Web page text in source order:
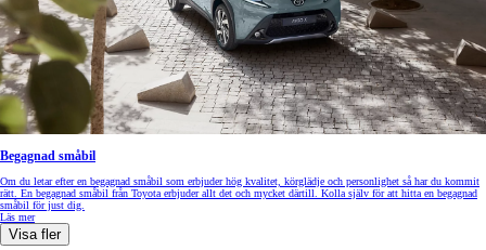
Begagnad småbil
Om du letar efter en begagnad småbil som erbjuder hög kvalitet, körglädje och personlighet så har du kommit
rätt. En begagnad småbil från Toyota erbjuder allt det och mycket därtill. Kolla själv för att hitta en begagnad
småbil för just dig.
Läs mer
Visa fler